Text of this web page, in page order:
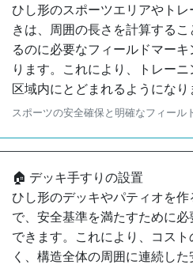
ひし形のスポーツエリアやト
きは、周囲の長さを計算する
るのに必要なフィールドマー
ります。これにより、トレー
区域内にとどまれるようになり
スポーツの安全確保と明確なフィール
🏠 デッキ手すりの設置
ひし形のデッキやパティオを
で、安全基準を満たすために
できます。これにより、コス
く、構造全体の周囲に連続した